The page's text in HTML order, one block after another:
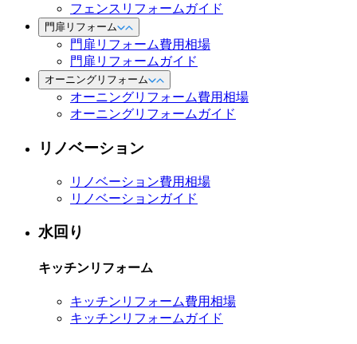
フェンスリフォームガイド
門扉リフォーム
門扉リフォーム費用相場
門扉リフォームガイド
オーニングリフォーム
オーニングリフォーム費用相場
オーニングリフォームガイド
リノベーション
リノベーション費用相場
リノベーションガイド
水回り
キッチンリフォーム
キッチンリフォーム費用相場
キッチンリフォームガイド